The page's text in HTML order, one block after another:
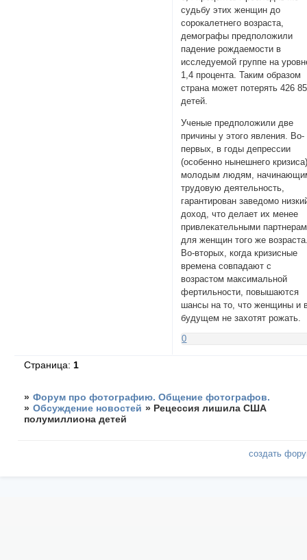
судьбу этих женщин до
сорокалетнего возраста,
демографы предположили
падение рождаемости в
исследуемой группе на
1,4 процента. Таким образом
страна может потерять 426
детей.
Ученые предположили две
причины у этого явления. Во-
первых, в годы депрессии
(особенно нынешнего
молодым людям,
трудовую деятельность,
гарантирован заведомо
доход, что делает их менее
привлекательными
для женщин того же
Во-вторых, когда кризисные
времена совпадают с
возрастом максимальной
фертильности, повышаются
шансы на то, что женщины и
будущем не захотят рожать.
0
Страница:1
» Форум про фотографию. Общение фотографов.
» Обсуждение новостей » Рецессия лишила США
полумиллиона детей
создать